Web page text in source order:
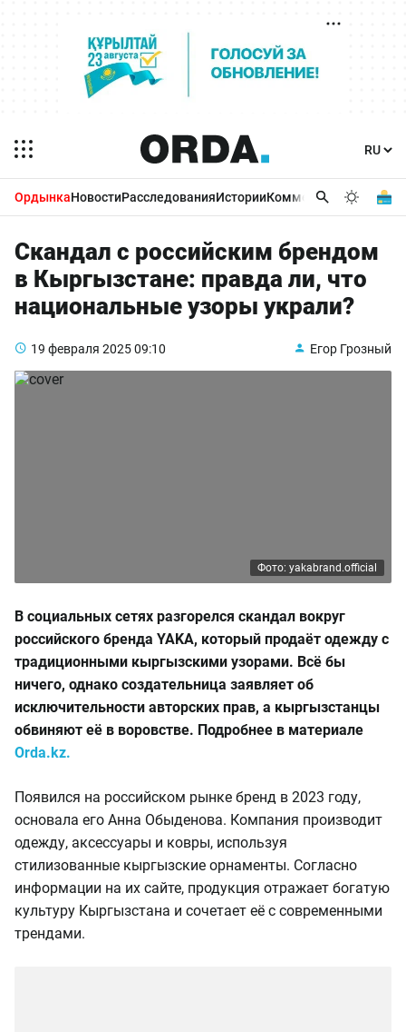
ОрдынкаНовостиРасследованияИсторииКомментарииБизнес
Скандал с российским брендом
в Кыргызстане: правда ли, что
национальные узоры украли?
19 февраля 202509:10 Егор Грозный
Фото: yakabrand.official
В социальных сетях разгорелся скандал вокруг
российского бренда YAKA, который продаёт одежду с
традиционными кыргызскими узорами. Всё бы
ничего, однако создательница заявляет об
исключительности авторских прав, а кыргызстанцы
обвиняют её в воровстве. Подробнее в материале
Orda.kz.
Появился на российском рынке бренд в 2023 году,
основала его Анна Обыденова. Компания производит
одежду, аксессуары и ковры, используя
стилизованные кыргызские орнаменты. Согласно
информации на их сайте, продукция отражает богатую
культуру Кыргызстана и сочетает её с современными
трендами.